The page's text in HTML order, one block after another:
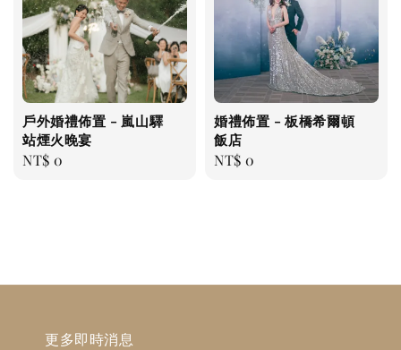
戶外婚禮佈置 - 嵐山驛
站煙火晚宴
Regular
NT$ 0
婚禮佈置 - 板橋希爾頓
飯店
Regular
NT$ 0
更多即時消息